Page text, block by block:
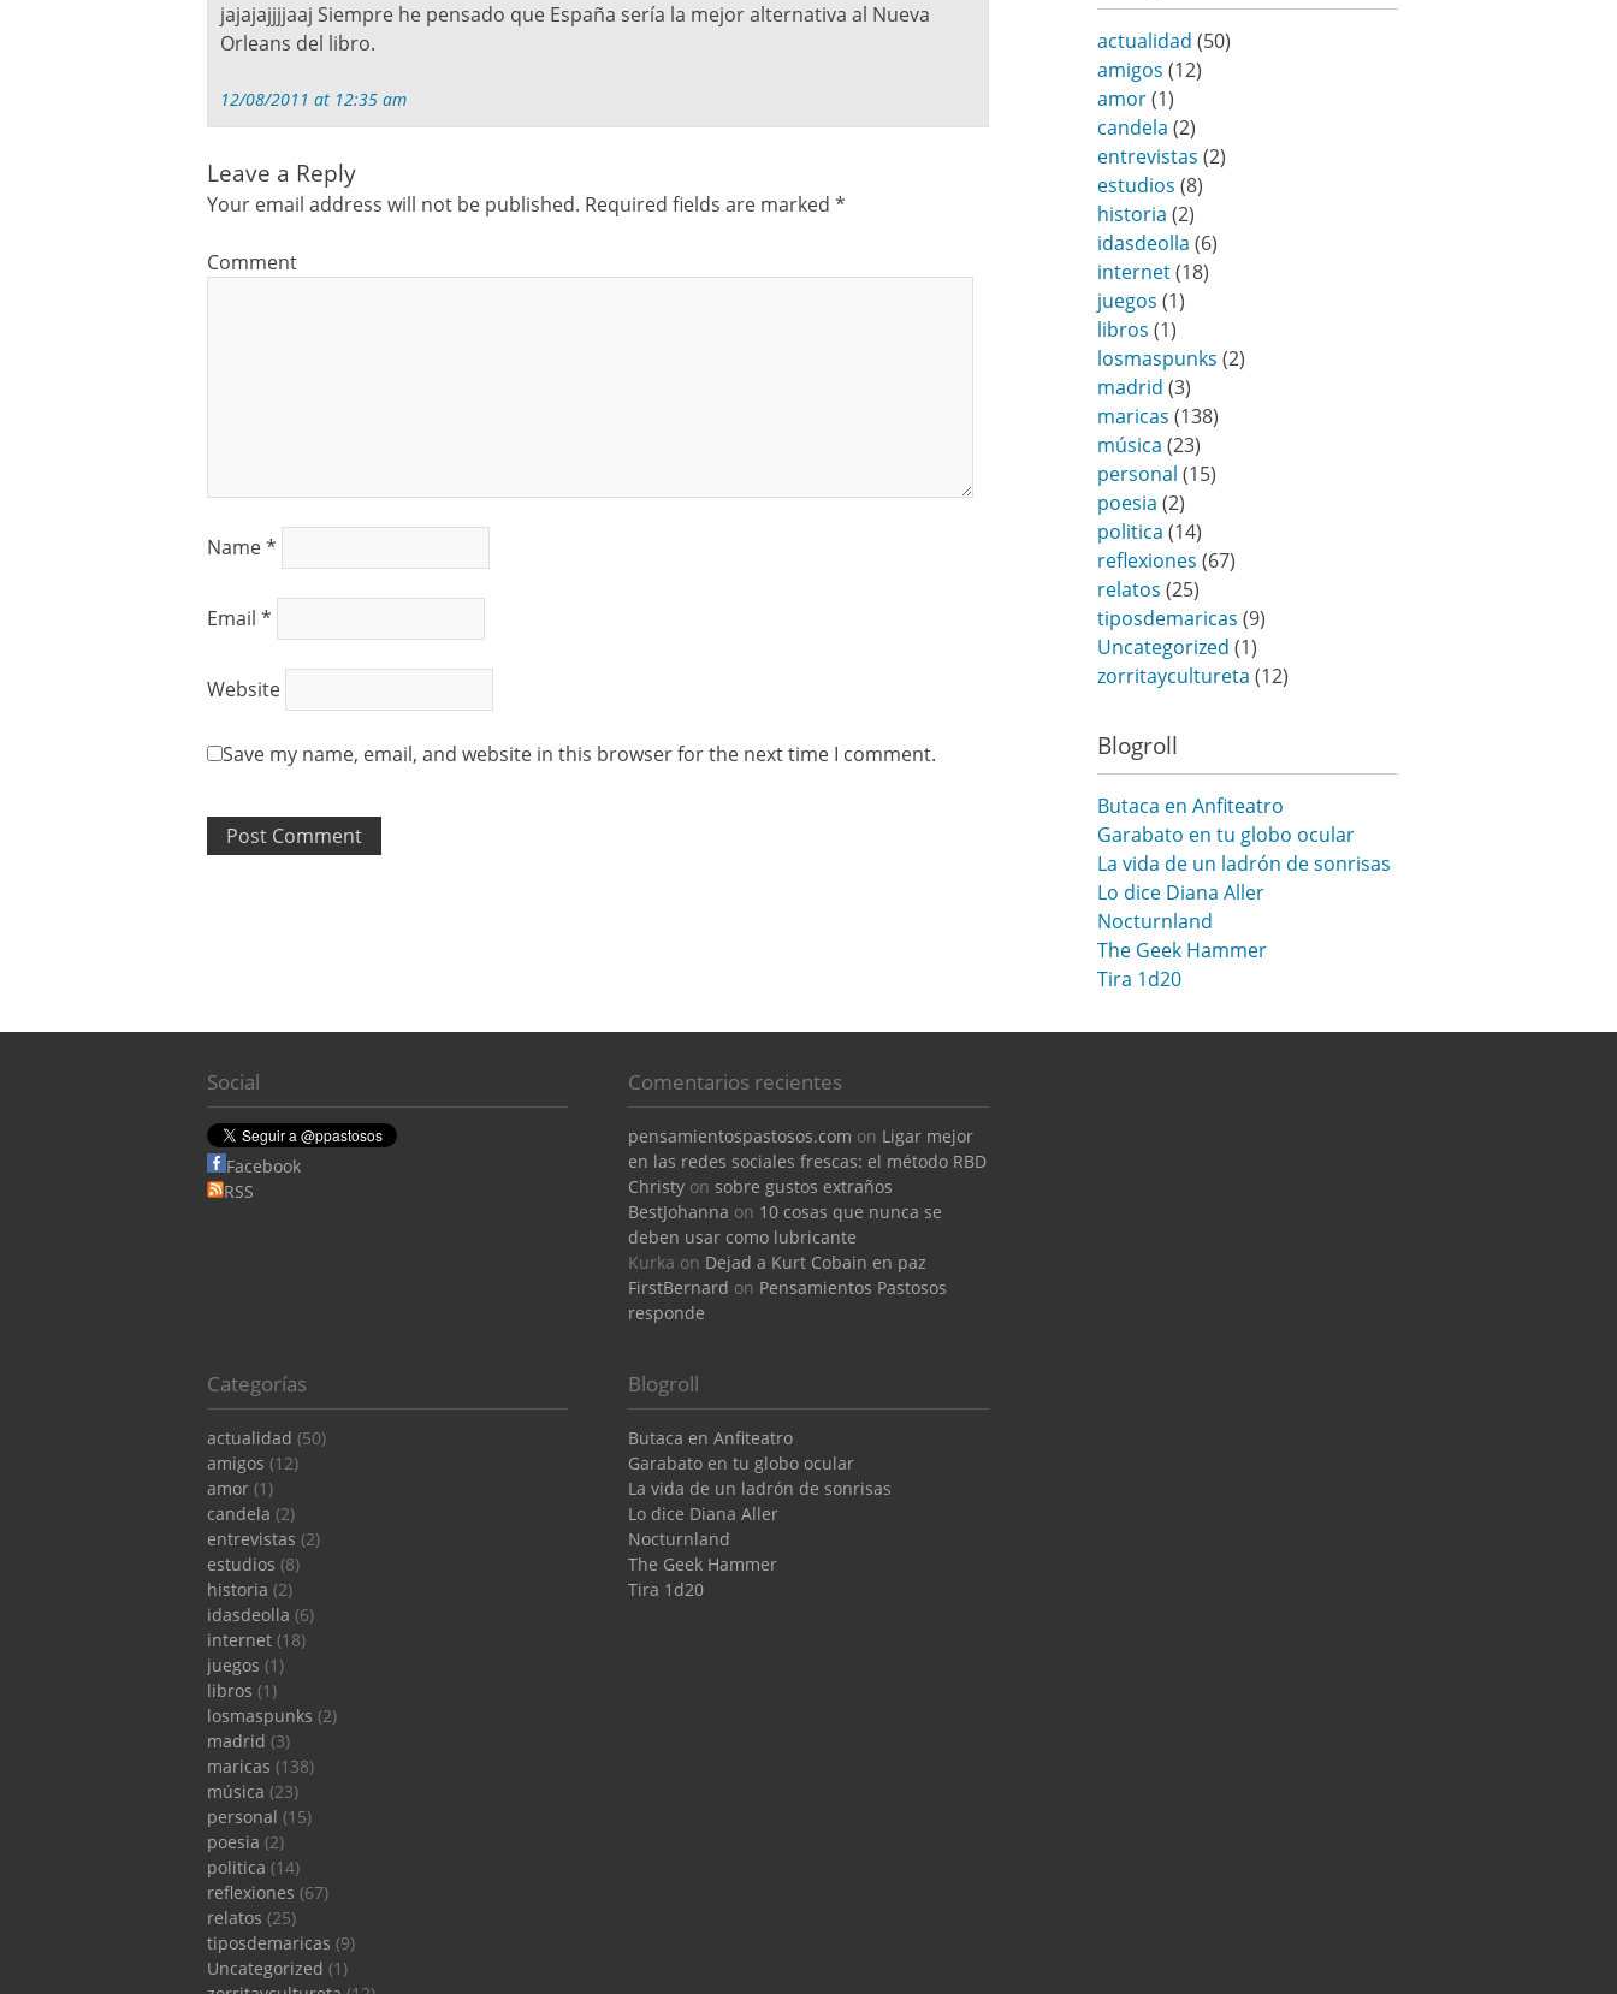
jajajajjjjaaj Siempre he pensado que España sería la mejor alternativa al Nueva
Orleans del libro.
12/08/2011 at 12:35 am
Leave a Reply
Your email address will not be published. Required fields are marked *
Comment
Name*
Email *
Website
Save my name, email, and website in this browser for the next time I comment.
actualidad (50)
amigos (12)
amor(1)
candela (2)
entrevistas (2)
estudios (8)
historia (2)
idasdeolla (6)
internet(18)
juegos (1)
libros (1)
losmaspunks (2)
madrid (3)
maricas (138)
música (23)
personal (15)
poesia (2)
politica (14)
reflexiones (67)
relatos (25)
tiposdemaricas (9)
Uncategorized (1)
zorritaycultureta (12)
Blogroll
Butaca en Anfiteatro
Garabato en tu globo ocular
La vida de un ladrón de sonrisas
Lo dice Diana Aller
Nocturnland
The Geek Hammer
Tira 1d20
Social
Facebook
RSS
Comentarios recientes
pensamientospastosos.com on Ligar mejor
en las redes sociales frescas: el método RBD
Christy on sobre gustos extraños
BestJohanna on 10 cosas que nunca se
deben usar como lubricante
Kurka on Dejad a Kurt Cobain en paz
FirstBernard on Pensamientos Pastosos
responde
Categorías
actualidad (50)
amigos (12)
amor (1)
candela (2)
entrevistas (2)
estudios (8)
historia (2)
idasdeolla (6)
internet (18)
juegos (1)
libros (1)
losmaspunks (2)
madrid (3)
maricas (138)
música (23)
personal (15)
poesia (2)
politica (14)
reflexiones (67)
relatos (25)
tiposdemaricas (9)
Uncategorized (1)
Blogroll
Butaca en Anfiteatro
Garabato en tu globo ocular
La vida de un ladrón de sonrisas
Lo dice Diana Aller
Nocturnland
The Geek Hammer
Tira 1d20